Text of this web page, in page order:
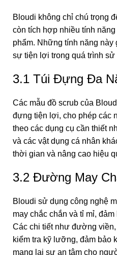
Bloudi không chỉ chú trọng
còn tích hợp nhiều tính
phẩm. Những tính năng này
sự tiện lợi trong quá trình sử
3.1 Túi Đựng Đa
Các mẫu đồ scrub của
đựng tiện lợi, cho phép các
theo các dụng cụ cần thiết
và các vật dụng cá nhân
thời gian và nâng cao hiệu
3.2 Đường May
Bloudi sử dụng công nghệ
may chắc chắn và tỉ mỉ,
Các chi tiết như đường
kiểm tra kỹ lưỡng, đảm bảo
mang lại sự an tâm cho